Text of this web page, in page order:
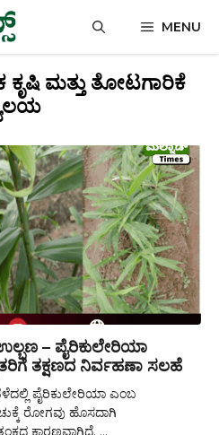
MENU
ಮತ್ತು ತೋಟಗಾರಿಕೆ
– ಪೈರಿಕುಲೇರಿಯಾ
ತಕ್ಷಣದ ನಿರ್ವಹಣಾ ಸಲಹೆ
ಪೈರಿಕುಲೇರಿಯಾ ಎಂಬ
ರೋಗವು ಹೊಸದಾಗಿ
ಕಾರಣವಾಗಿದೆ. ...